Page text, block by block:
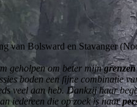
van Bolsward en Stavanger
geholpen om beter mijn
boden een fijne combinatie
veel aan heb. Dankzij haar
iedereen die op zoek is naar